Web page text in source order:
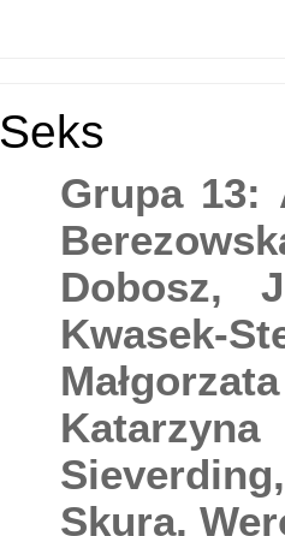
Seks
Grupa 13:
Dobosz,
Kwasek-
Skura,